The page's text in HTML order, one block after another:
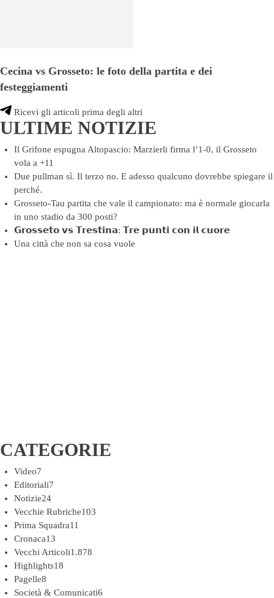
Cecina vs Grosseto: le foto della partita e dei
festeggiamenti
Ricevi gli articoli prima degli altri
ULTIME NOTIZIE
Il Grifone espugna Altopascio: Marzierli firma l’1-0, il Grosseto
vola a +11
Due pullman sì. Il terzo no. E adesso qualcuno dovrebbe spiegare il
perché.
Grosseto-Tau partita che vale il campionato: ma è normale giocarla
in uno stadio da 300 posti?
𝗚𝗿𝗼𝘀𝘀𝗲𝘁𝗼 𝘃𝘀 𝗧𝗿𝗲𝘀𝘁𝗶𝗻𝗮: 𝗧𝗿𝗲 𝗽𝘂𝗻𝘁𝗶 𝗰𝗼𝗻 𝗶𝗹 𝗰𝘂𝗼𝗿𝗲
Una città che non sa cosa vuole
CATEGORIE
Video7
Editoriali7
Notizie24
Vecchie Rubriche103
Prima Squadra11
Cronaca13
Vecchi Articoli1.878
Highlights18
Pagelle8
Società & Comunicati6